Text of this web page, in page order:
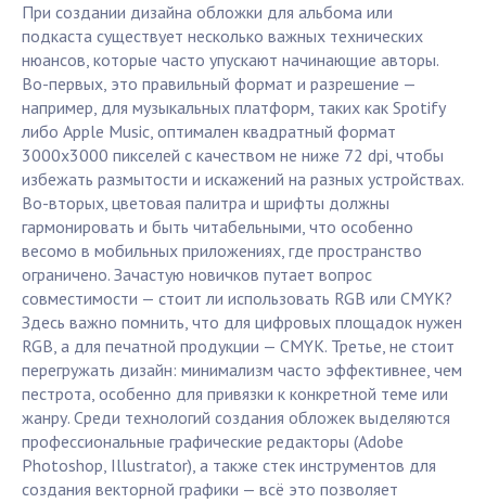
При создании дизайна обложки для альбома или
подкаста существует несколько важных технических
нюансов, которые часто упускают начинающие авторы.
Во-первых, это правильный формат и разрешение —
например, для музыкальных платформ, таких как Spotify
либо Apple Music, оптимален квадратный формат
3000x3000 пикселей с качеством не ниже 72 dpi, чтобы
избежать размытости и искажений на разных устройствах.
Во-вторых, цветовая палитра и шрифты должны
гармонировать и быть читабельными, что особенно
весомо в мобильных приложениях, где пространство
ограничено. Зачастую новичков путает вопрос
совместимости — стоит ли использовать RGB или CMYK?
Здесь важно помнить, что для цифровых площадок нужен
RGB, а для печатной продукции — CMYK. Третье, не стоит
перегружать дизайн: минимализм часто эффективнее, чем
пестрота, особенно для привязки к конкретной теме или
жанру. Среди технологий создания обложек выделяются
профессиональные графические редакторы (Adobe
Photoshop, Illustrator), а также стек инструментов для
создания векторной графики — всё это позволяет